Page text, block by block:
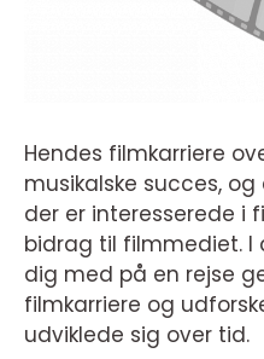
Hendes filmkarriere
musikalske succes,
der er interesserede i
bidrag til filmmediet. I
dig med på en rejse
filmkarriere og
udviklede sig over tid.